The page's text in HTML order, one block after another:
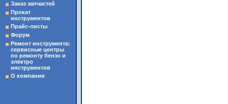
Заказ запчастей
Прокат
инструментов
Прайс-листы
Форум
Ремонт инструмента:
сервисные центры
по ремонту бензо и
электро
инструментов
О компании